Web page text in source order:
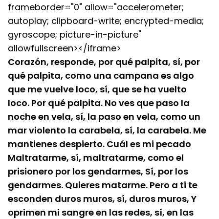
frameborder="0" allow="accelerometer;
autoplay; clipboard-write; encrypted-media;
gyroscope; picture-in-picture"
allowfullscreen></iframe>
Corazón, responde, por qué palpita, sí, por
qué palpita, como una campana es algo
que me vuelve loco, sí, que se ha vuelto
loco. Por qué palpita. No ves que paso la
noche en vela, sí, la paso en vela, como un
mar violento la carabela, sí, la carabela. Me
mantienes despierto. Cuál es mi pecado
Maltratarme, sí, maltratarme, como el
prisionero por los gendarmes, Sí, por los
gendarmes. Quieres matarme. Pero a ti te
esconden duros muros, sí, duros muros, Y
oprimen mi sangre en las redes, sí, en las